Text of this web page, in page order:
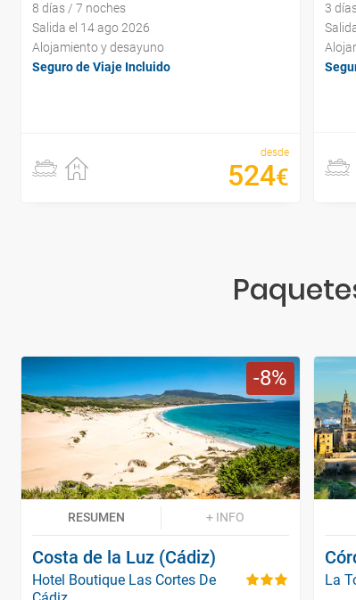
8 días / 7 noches
Salida el 14 ago 2026
Alojamiento y desayuno
Seguro de Viaje Incluido
desde
524€
3
8
RESUMEN + INFO
Costa de la Luz (Cádiz)
Hotel Boutique Las Cortes De
La